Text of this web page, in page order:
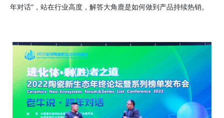
年对话”，站在行业高度，解答大角鹿是如何做到产品持续热销。